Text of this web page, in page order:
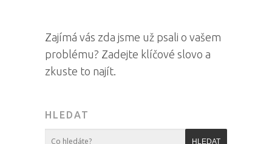
Zajímá vás zda jsme už psali o vašem
problému? Zadejte klíčové slovo a
zkuste to najít.
HLEDAT